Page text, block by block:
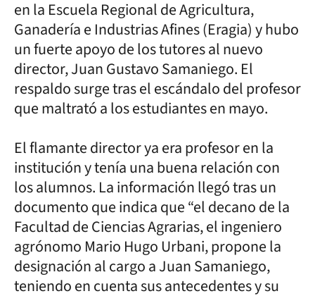
en la Escuela Regional de Agricultura,
Ganadería e Industrias Afines (Eragia) y hubo
un fuerte apoyo de los tutores al nuevo
director, Juan Gustavo Samaniego. El
respaldo surge tras el escándalo del profesor
que maltrató a los estudiantes en mayo.
El flamante director ya era profesor en la
institución y tenía una buena relación con
los alumnos. La información llegó tras un
documento que indica que “el decano de la
Facultad de Ciencias Agrarias, el ingeniero
agrónomo Mario Hugo Urbani, propone la
designación al cargo a Juan Samaniego,
teniendo en cuenta sus antecedentes y su